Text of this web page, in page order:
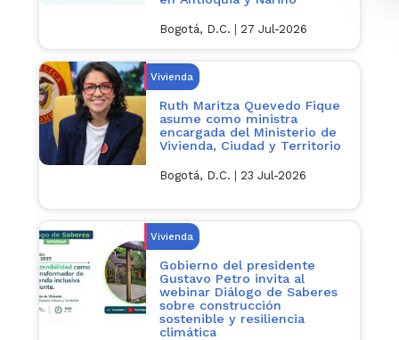
Bogotá, D.C. 27 Jul-2026
Vivienda
Ruth Maritza Quevedo Fique
asume como ministra
encargada del Ministerio de
Vivienda, Ciudad y Territorio
Bogotá, D.C. 23 Jul-2026
Vivienda
Gobierno del presidente
Gustavo Petro invita al
webinar Diálogo de Saberes
sobre construcción
sostenible y resiliencia
climática